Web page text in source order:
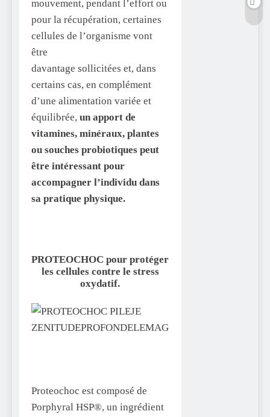
mouvement, pendant l’effort ou
pour la récupération, certaines
cellules de l’organisme vont
être
davantage sollicitées et, dans
certains cas, en complément
d’une alimentation variée et
équilibrée, un apport de
vitamines, minéraux, plantes
ou souches probiotiques peut
être intéressant pour
accompagner l’individu dans
sa pratique physique.
PROTEOCHOC pour protéger
les cellules contre le stress
oxydatif.
Proteochoc est composé de
Porphyral HSP®, un ingrédient